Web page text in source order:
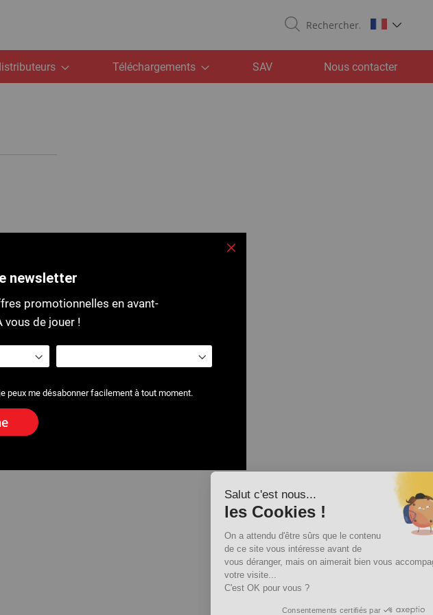
Téléchargements SAV Nous contacter
newsletter
promotionnelles en avant-
vous de jouer !
peux me désabonner facilement à tout moment.
Salut c'est nous...
les Cookies !
On a attendu d'être sûrs que le contenu
de ce site vous intéresse avant de
vous déranger, mais on aimerait bien vous accompagner pendant
C'est OK pour vous ?
Consentements certifiés par